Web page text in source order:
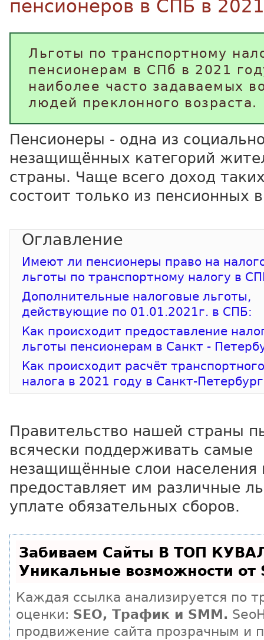
пенсионеров в СПБ в
Льготы по транспортному
пенсионерам в СПб в 2021
наиболее часто задаваемых
людей преклонного возраста.
Пенсионеры - одна из
незащищённых категорий
страны. Чаще всего доход
состоит только из пенсионных
Имеют ли пенсионеры право на
льготы по транспортному налогу в
Дополнительные налоговые льготы,
действующие по 01.01.2021г. в СПБ:
Как происходит предоставление
льготы пенсионерам в Санкт -
Как происходит расчёт транспортного
налога в 2021 году в Санкт-
Правительство нашей страны
всячески поддерживать самые
незащищённые слои населения
предоставляет им различные
уплате обязательных сборов.
Забиваем Сайты В ТОП
Уникальные возможности от
Каждая ссылка анализируется по
оценки: SEO, Трафик и SMM.
продвижение сайта прозрачным и